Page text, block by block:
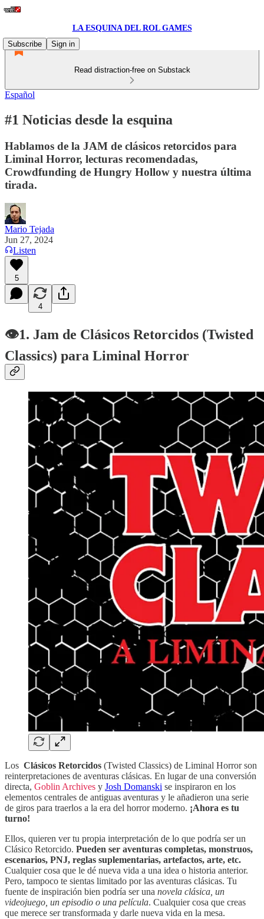
LA ESQUINA DEL ROL GAMES
Subscribe
Sign in
Read distraction-free on Substack
Español
#1 Noticias desde la esquina
Hablamos de la JAM de clásicos retorcidos para
Liminal Horror, lecturas recomendadas,
Crowdfunding de Hungry Hollow y nuestra última
tirada.
Mario Tejada
Jun 27, 2024
Listen
5
4
👁️1. Jam de Clásicos Retorcidos (Twisted
Classics) para Liminal Horror
Los Clásicos Retorcidos (Twisted Classics) de Liminal Horror son
reinterpretaciones de aventuras clásicas. En lugar de una conversión
directa, Goblin Archives y Josh Domanski se inspiraron en los
elementos centrales de antiguas aventuras y le añadieron una serie
de giros para traerlos a la era del horror moderno. ¡Ahora es tu
turno!
Ellos, quieren ver tu propia interpretación de lo que podría ser un
Clásico Retorcido. Pueden ser aventuras completas, monstruos,
escenarios, PNJ, reglas suplementarias, artefactos, arte, etc.
Cualquier cosa que le dé nueva vida a una idea o historia anterior.
Pero, tampoco te sientas limitado por las aventuras clásicas. Tu
fuente de inspiración bien podría ser una novela clásica, un
videojuego, un episodio o una película. Cualquier cosa que creas
que merece ser transformada y darle nueva vida en la mesa.